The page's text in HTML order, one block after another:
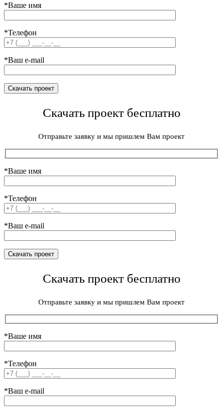
*Ваше имя
*Телефон
*Ваш e-mail
Скачать проект бесплатно
Отправьте заявку и мы пришлем Вам проект
*Ваше имя
*Телефон
*Ваш e-mail
Скачать проект бесплатно
Отправьте заявку и мы пришлем Вам проект
*Ваше имя
*Телефон
*Ваш e-mail